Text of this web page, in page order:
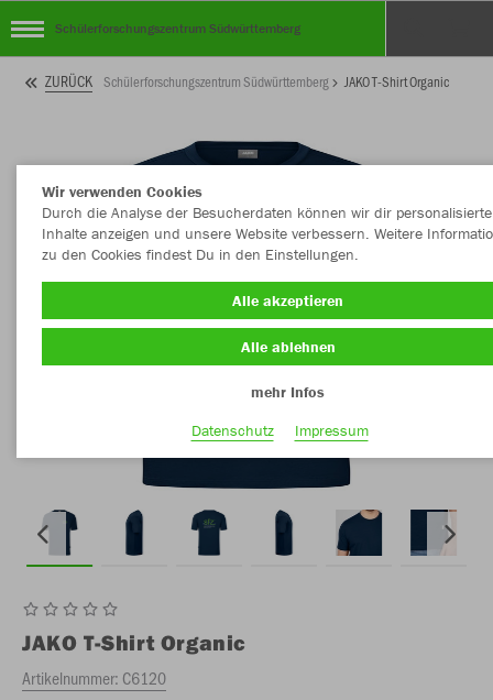
Schülerforschungszentrum Südwürttemberg
ZURÜCK Schülerforschungszentrum Südwürttemberg JAKO T-Shirt Organic
JAKO T-Shirt Organic
Artikelnummer: C6120
Wir verwenden Cookies
Durch die Analyse der Besucherdaten können wir dir personalisierte
Inhalte anzeigen und unsere Website verbessern. Weitere
zu den Cookies findest Du in den Einstellungen.
Alle akzeptieren
Alle ablehnen
mehr Infos
Datenschutz
Impressum